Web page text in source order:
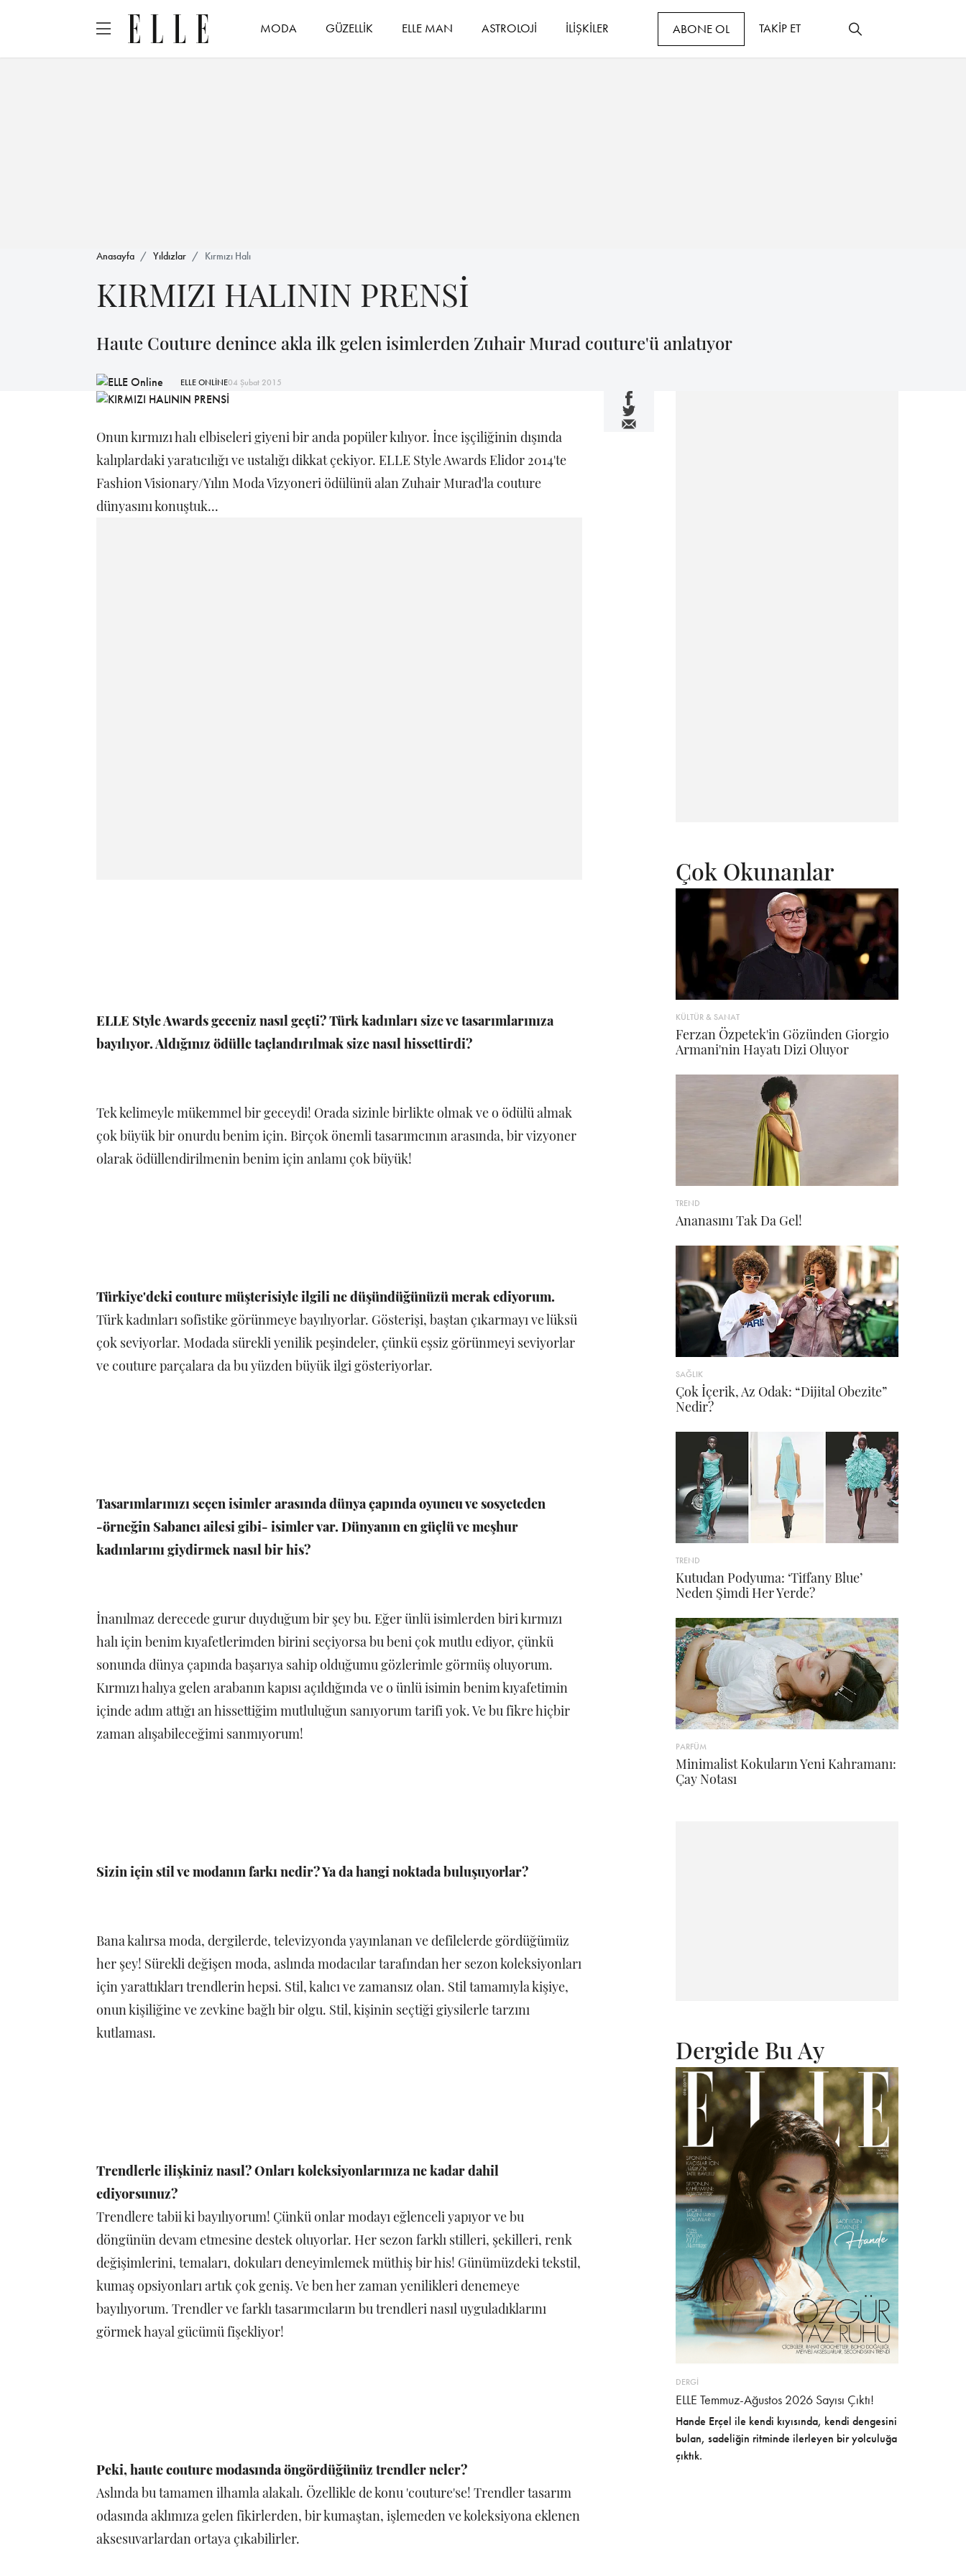
MODA GÜZELLİK ELLE MAN ASTROLOJİ İLİŞKİLER ABONE OL TAKİP ET
Anasayfa Yıldızlar Kırmızı Halı
KIRMIZI HALININ PRENSİ
Haute Couture denince akla ilk gelen isimlerden Zuhair Murad couture'ü anlatıyor
ELLE ONLİNE04 Şubat 2015
Onun kırmızı halı elbiseleri giyeni bir anda popüler kılıyor. İnce işçiliğinin dışında
kalıplardaki yaratıcılığı ve ustalığı dikkat çekiyor. ELLE Style Awards Elidor 2014'te
Fashion Visionary/Yılın Moda Vizyoneri ödülünü alan Zuhair Murad'la couture
dünyasını konuştuk...
ELLE Style Awards geceniz nasıl geçti? Türk kadınları size ve tasarımlarınıza
bayılıyor. Aldığınız ödülle taçlandırılmak size nasıl hissettirdi?
Tek kelimeyle mükemmel bir geceydi! Orada sizinle birlikte olmak ve o ödülü almak
çok büyük bir onurdu benim için. Birçok önemli tasarımcının arasında, bir vizyoner
olarak ödüllendirilmenin benim için anlamı çok büyük!
Türkiye'deki couture müşterisiyle ilgili ne düşündüğünüzü merak ediyorum.
Türk kadınları sofistike görünmeye bayılıyorlar. Gösterişi, baştan çıkarmayı ve lüksü
çok seviyorlar. Modada sürekli yenilik peşindeler, çünkü eşsiz görünmeyi seviyorlar
ve couture parçalara da bu yüzden büyük ilgi gösteriyorlar.
Tasarımlarınızı seçen isimler arasında dünya çapında oyuncu ve sosyeteden
-örneğin Sabancı ailesi gibi- isimler var. Dünyanın en güçlü ve meşhur
kadınlarını giydirmek nasıl bir his?
İnanılmaz derecede gurur duyduğum bir şey bu. Eğer ünlü isimlerden biri kırmızı
halı için benim kıyafetlerimden birini seçiyorsa bu beni çok mutlu ediyor, çünkü
sonunda dünya çapında başarıya sahip olduğumu gözlerimle görmüş oluyorum.
Kırmızı halıya gelen arabanın kapısı açıldığında ve o ünlü isimin benim kıyafetimin
içinde adım attığı an hissettiğim mutluluğun sanıyorum tarifi yok. Ve bu fikre hiçbir
zaman alışabileceğimi sanmıyorum!
Sizin için stil ve modanın farkı nedir? Ya da hangi noktada buluşuyorlar?
Bana kalırsa moda, dergilerde, televizyonda yayınlanan ve defilelerde gördüğümüz
her şey! Sürekli değişen moda, aslında modacılar tarafından her sezon koleksiyonları
için yarattıkları trendlerin hepsi. Stil, kalıcı ve zamansız olan. Stil tamamıyla kişiye,
onun kişiliğine ve zevkine bağlı bir olgu. Stil, kişinin seçtiği giysilerle tarzını
kutlaması.
Trendlerle ilişkiniz nasıl? Onları koleksiyonlarınıza ne kadar dahil
ediyorsunuz?
Trendlere tabii ki bayılıyorum! Çünkü onlar modayı eğlenceli yapıyor ve bu
döngünün devam etmesine destek oluyorlar. Her sezon farklı stilleri, şekilleri, renk
değişimlerini, temaları, dokuları deneyimlemek müthiş bir his! Günümüzdeki tekstil,
kumaş opsiyonları artık çok geniş. Ve ben her zaman yenilikleri denemeye
bayılıyorum. Trendler ve farklı tasarımcıların bu trendleri nasıl uyguladıklarını
görmek hayal gücümü fişekliyor!
Peki, haute couture modasında öngördüğünüz trendler neler?
Aslında bu tamamen ilhamla alakalı. Özellikle de konu 'couture'se! Trendler tasarım
odasında aklımıza gelen fikirlerden, bir kumaştan, işlemeden ve koleksiyona eklenen
aksesuvarlardan ortaya çıkabilirler.
Çok Okunanlar
KÜLTÜR & SANAT
Ferzan Özpetek'in Gözünden Giorgio
Armani'nin Hayatı Dizi Oluyor
TREND
Ananasını Tak Da Gel!
SAĞLIK
Çok İçerik, Az Odak: “Dijital Obezite”
Nedir?
TREND
Kutudan Podyuma: ‘Tiffany Blue’
Neden Şimdi Her Yerde?
PARFÜM
Minimalist Kokuların Yeni Kahramanı:
Çay Notası
Dergide Bu Ay
DERGİ
ELLE Temmuz-Ağustos 2026 Sayısı Çıktı!
Hande Erçel ile kendi kıyısında, kendi dengesini
bulan, sadeliğin ritminde ilerleyen bir yolculuğa
çıktık.